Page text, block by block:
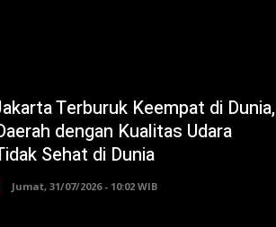
Terburuk Keempat di Dunia,
dengan Kualitas Udara
Sehat di Dunia
Jumat, 31/07/2026 - 10:02 WIB